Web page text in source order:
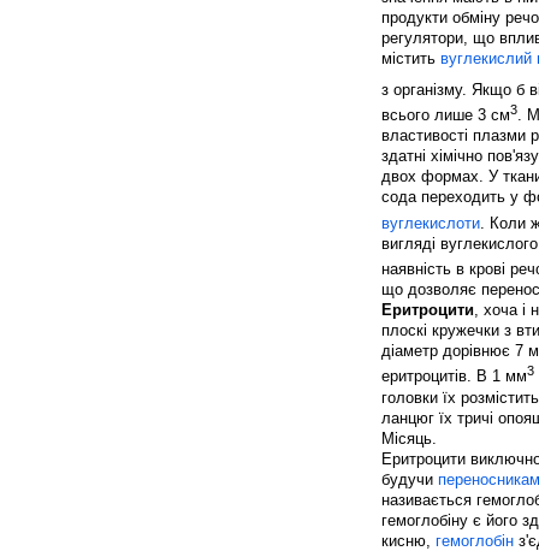
продукти обміну
регулятори, що
містить вуглекислий
з організму. Якщо б
всього лише 3 см3.
властивості плазми
здатні хімічно
двох формах. У
сода переходить у
вуглекислоти . Коли
вигляді
наявність в крові
що дозволяє
Еритроцити, хоча і
плоскі кружечки з
діаметр дорівнює 7
еритроцитів. В 1 мм3
головки їх
ланцюг їх тричі
Місяць.
Еритроцити
будучи
називається
гемоглобіну є його
кисню, гемоглобін